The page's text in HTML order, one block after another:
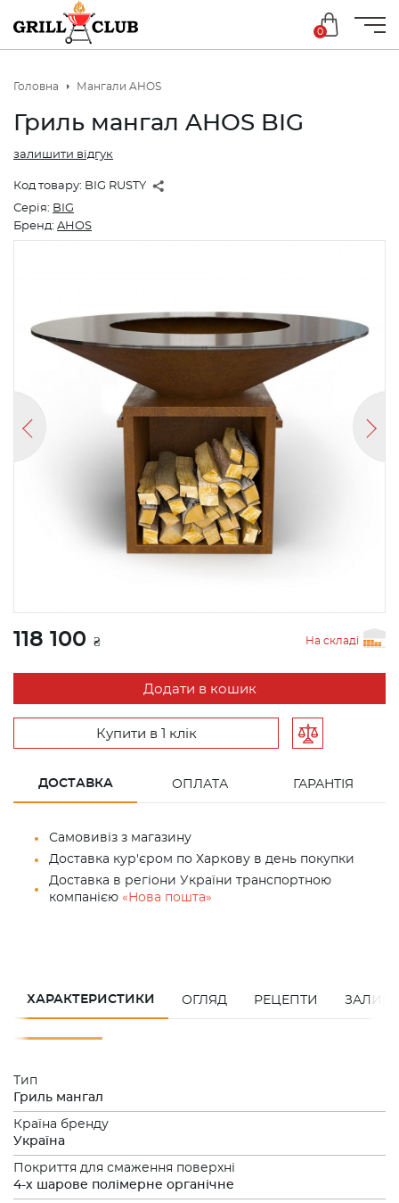
0
Головна Мангали AHOS
Гриль мангал AHOS BIG
Код товару: BIG RUSTY
залишити відгук
Бренд: AHOS
Серія: BIG
118 100 ₴ На складі
Додати в кошик
Купити в 1 клік
ДОСТАВКА ОПЛАТА ГАРАНТІЯ
Самовивіз з магазину
Доставка кур'єром по Харкову в день покупки
Доставка в регіони України транспортною
компанією «Нова пошта»
ХАРАКТЕРИСТИКИ ОГЛЯД РЕЦЕПТИ
Тип
Гриль мангал
Країна бренду
Україна
Покриття для смаження поверхні
4-х шарове полімерне органічне